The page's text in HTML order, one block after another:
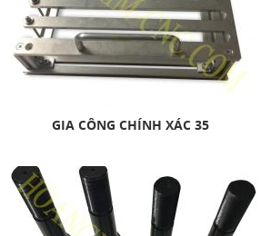
GIA CÔNG CHÍNH XÁC 35